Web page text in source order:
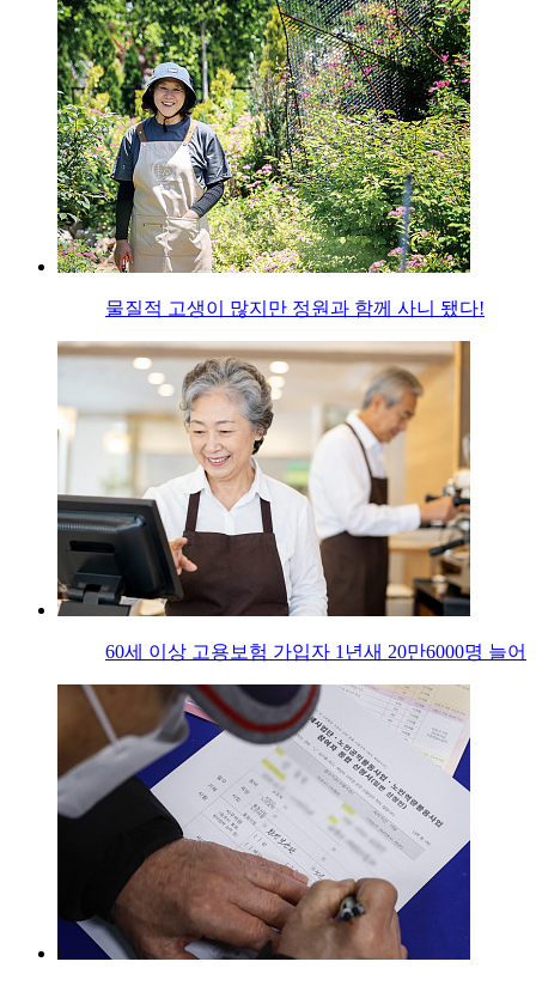
물질적 고생이 많지만 정원과 함께 사니 됐다!
60세 이상 고용보험 가입자 1년새 20만6000명 늘어